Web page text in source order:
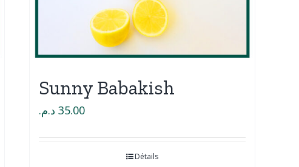
Sunny Babakish
35.00 د.م.
Détails